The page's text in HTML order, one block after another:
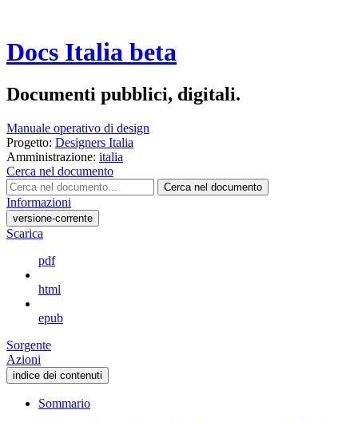
Docs Italia beta
Documenti pubblici, digitali.
Manuale operativo di design
Progetto: Designers Italia
Amministrazione: italia
Cerca nel documento
Cerca nel documento
Informazioni
versione-corrente
Scarica
pdf
html
epub
Sorgente
Azioni
indice dei contenuti
Sommario